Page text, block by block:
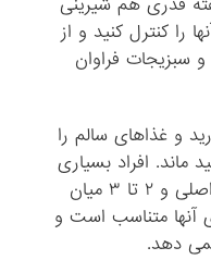
را کنترل کنید و از
سبزیجات فراوان
و غذاهای سالم را
ماند. افراد بسیاری
هستند که روزانه ۳ وعده غذایی اصلی و ۲ تا ۳ میان
آنها متناسب است و
نمی دهد.